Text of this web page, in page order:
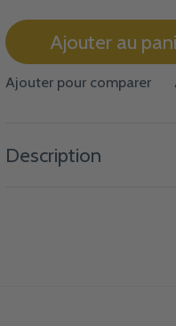
Ajouter au
Ajouter pour comparer
Description